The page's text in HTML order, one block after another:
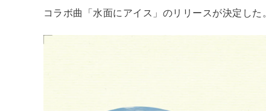
コラボ曲「水面にアイス」のリリースが決定し